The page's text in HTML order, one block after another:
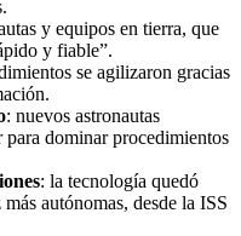
y equipos en tierra, que
y fiable”.
se agilizaron gracias
: nuevos astronautas
dominar procedimientos
: la tecnología quedó
autónomas, desde la ISS